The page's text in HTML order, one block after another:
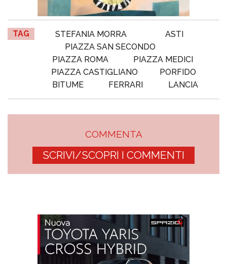
TAG STEFANIA MORRA
ASTI
PIAZZA SAN SECONDO
PIAZZA ROMA
PIAZZA MEDICI
PIAZZA CASTIGLIANO
PORFIDO
BITUME
FERRARI LANCIA
COMMENTA
SCRIVI/SCOPRI I COMMENTI